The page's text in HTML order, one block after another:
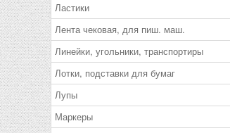
Ластики
Лента чековая, для пиш. маш.
Линейки, угольники, транспортиры
Лотки, подставки для бумаг
Лупы
Маркеры